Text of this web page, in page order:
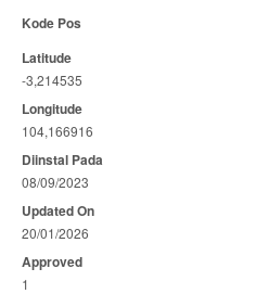
Kode Pos
Latitude
-3,214535
Longitude
104,166916
Diinstal Pada
08/09/2023
Updated On
20/01/2026
Approved
1